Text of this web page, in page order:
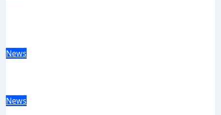
News
News